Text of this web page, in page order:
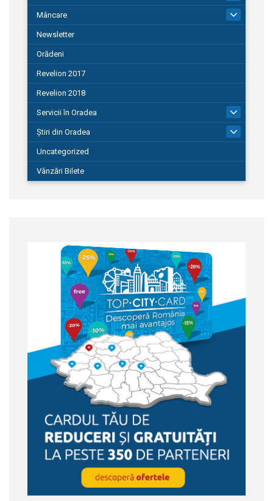
Mâncare
Newsletter
Orădeni
Revelion 2017
Revelion 2018
Servicii în Oradea
Știri din Oradea
Uncategorized
Vânzări Bilete